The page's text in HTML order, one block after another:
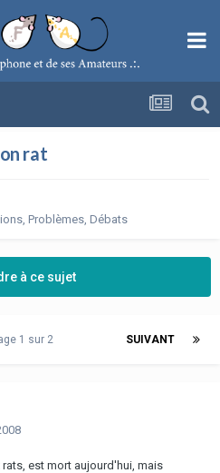
rat
Problèmes, Débats
à ce sujet
SUIVANT
1 sur 2
est mort aujourd'hui, mais